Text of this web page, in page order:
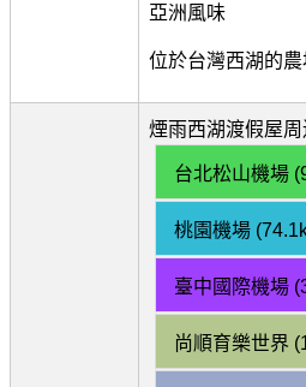
亞洲風味
位於台灣西湖的農
煙雨西湖渡假屋周
台北松山機場
桃園機場
臺中國際機場
尚順育樂世界